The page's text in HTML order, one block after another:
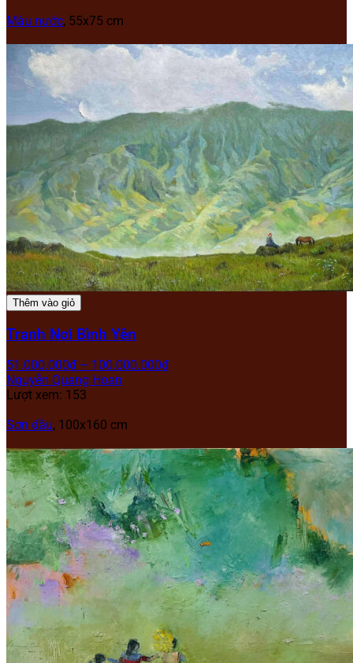
Màu nước, 55x75 cm
Thêm vào giỏ
Tranh Nơi Bình Yên
51.000.000₫ – 100.000.000₫
Nguyễn Quang Hoan
Lượt xem: 153
Sơn dầu, 100x160 cm